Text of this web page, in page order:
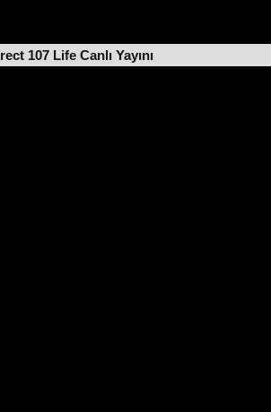
107 Life Canlı Yayını